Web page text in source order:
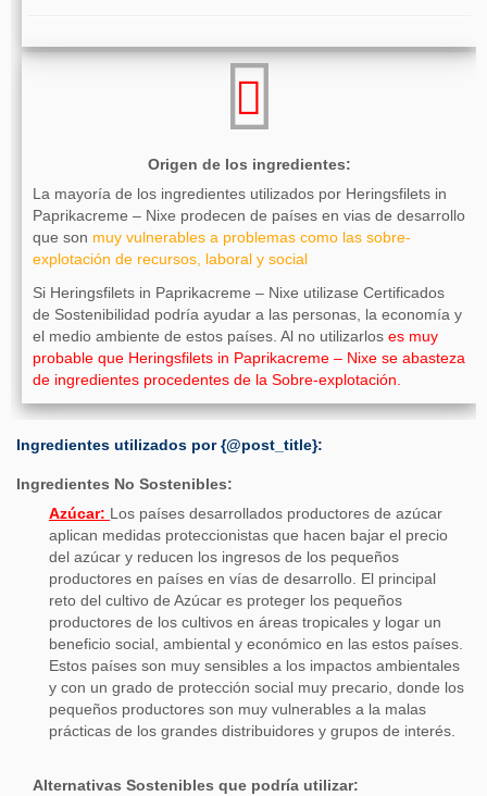
Origen de los ingredientes:
La mayoría de los ingredientes utilizados por Heringsfilets in
Paprikacreme – Nixe prodecen de países en vias de desarrollo
que son muy vulnerables a problemas como las sobre-
explotación de recursos, laboral y social
Si Heringsfilets in Paprikacreme – Nixe utilizase Certificados
de Sostenibilidad podría ayudar a las personas, la economía y
el medio ambiente de estos países. Al no utilizarlos es muy
probable que Heringsfilets in Paprikacreme – Nixe se abasteza
de ingredientes procedentes de la Sobre-explotación.
Ingredientes utilizados por {@post_title}:
Ingredientes No Sostenibles:
Azúcar: Los países desarrollados productores de azúcar
aplican medidas proteccionistas que hacen bajar el precio
del azúcar y reducen los ingresos de los pequeños
productores en países en vías de desarrollo. El principal
reto del cultivo de Azúcar es proteger los pequeños
productores de los cultivos en áreas tropicales y logar un
beneficio social, ambiental y económico en las estos países.
Estos países son muy sensibles a los impactos ambientales
y con un grado de protección social muy precario, donde los
pequeños productores son muy vulnerables a la malas
prácticas de los grandes distribuidores y grupos de interés.
Alternativas Sostenibles que podría utilizar: